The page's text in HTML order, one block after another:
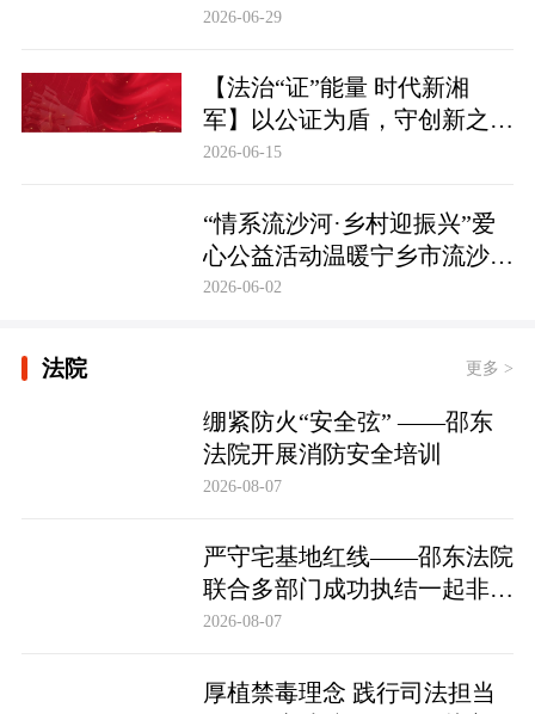
2026-06-29
【法治“证”能量 时代新湘
军】以公证为盾，守创新之魂
湖南青年公证人为知识产权保
2026-06-15
“情系流沙河·乡村迎振兴”爱
心公益活动温暖宁乡市流沙河
镇
2026-06-02
法院 更多 >
绷紧防火“安全弦” ——邵东
法院开展消防安全培训
2026-08-07
严守宅基地红线——邵东法院
联合多部门成功执结一起非法
占用宅基地行政处罚案
2026-08-07
厚植禁毒理念 践行司法担当